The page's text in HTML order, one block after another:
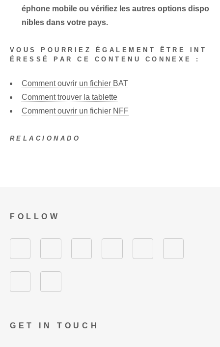
éphone mobile ou vérifiez les autres options⁤ dispo
nibles dans votre pays.
VOUS POURRIEZ ÉGALEMENT ÊTRE INT
ÉRESSÉ PAR CE CONTENU CONNEXE :
Comment ouvrir un fichier BAT
Comment trouver la tablette
Comment ouvrir un fichier NFF
RELACIONADO
GET IN TOUCH
FOLLOW